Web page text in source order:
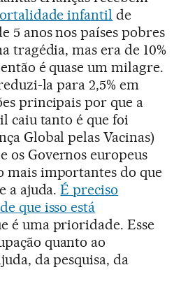
infantil de
5 anos nos países pobres
tragédia, mas era de 10%
é quase um milagre.
la para 2,5% em
principais por que a
caiu tanto é que foi
Global pelas Vacinas)
os Governos europeus
mais importantes do que
a ajuda.É preciso
que isso está
é uma prioridade. Esse
quanto ao
da pesquisa, da